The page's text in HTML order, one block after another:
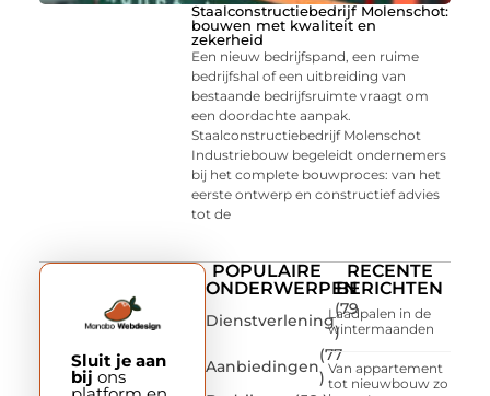
Staalconstructiebedrijf Molenschot:
bouwen met kwaliteit en
zekerheid
Een nieuw bedrijfspand, een ruime
bedrijfshal of een uitbreiding van
bestaande bedrijfsruimte vraagt om
een doordachte aanpak.
Staalconstructiebedrijf Molenschot
Industriebouw begeleidt ondernemers
bij het complete bouwproces: van het
eerste ontwerp en constructief advies
tot de
POPULAIRE
ONDERWERPEN
Dienstverlening
(79
)
Aanbiedingen
(77
)
RECENTE
BERICHTEN
Laadpalen in de
wintermaanden
Van appartement
tot nieuwbouw zo
Sluit je aan
bij ons